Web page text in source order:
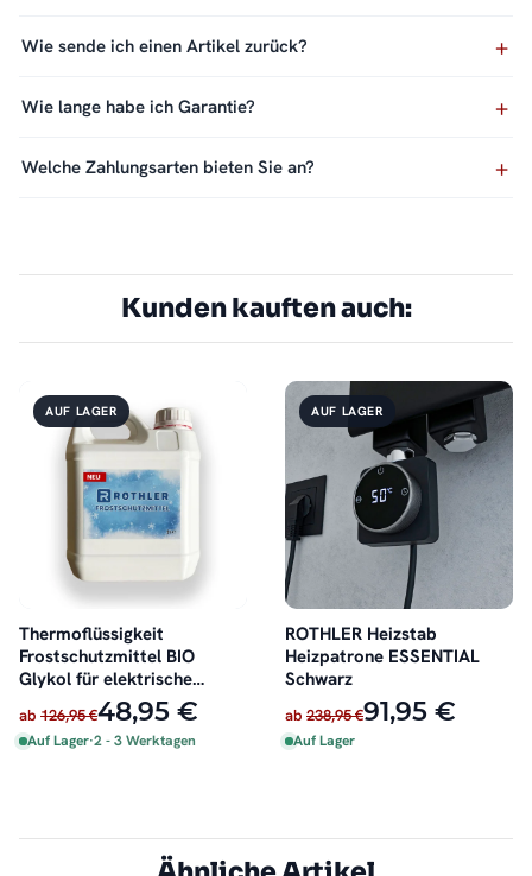
Wie sende ich einen Artikel zurück?
Wie lange habe ich Garantie?
Welche Zahlungsarten bieten Sie an?
Kunden kauften auch:
AUF LAGER
Thermoflüssigkeit
Frostschutzmittel BIO
Glykol für elektrische
Badheizkörper 4 Liter
ab 126,95 €48,95 €
Auf Lager·2 - 3 Werktagen
AUF LAGER
ROTHLER Heizstab
Heizpatrone ESSENTIAL
Schwarz
ab 238,95 €91,95 €
Auf Lager